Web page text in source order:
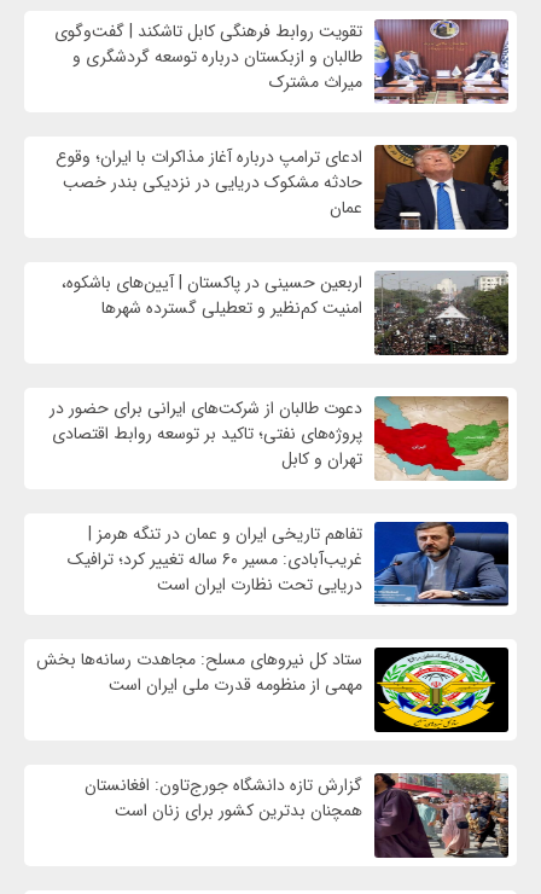
تقویت روابط فرهنگی کابل تاشکند | گفت‌وگوی
طالبان و ازبکستان درباره توسعه گردشگری و
میراث مشترک
ادعای ترامپ درباره آغاز مذاکرات با ایران؛ وقوع
حادثه مشکوک دریایی در نزدیکی بندر خصب
عمان
اربعین حسینی در پاکستان | آیین‌های باشکوه،
امنیت کم‌نظیر و تعطیلی گسترده شهرها
دعوت طالبان از شرکت‌های ایرانی برای حضور در
پروژه‌های نفتی؛ تاکید بر توسعه روابط اقتصادی
تهران و کابل
تفاهم تاریخی ایران و عمان در تنگه هرمز |
غریب‌آبادی: مسیر ۶۰ ساله تغییر کرد؛ ترافیک
دریایی تحت نظارت ایران است
ستاد کل نیروهای مسلح: مجاهدت رسانه‌ها بخش
مهمی از منظومه قدرت ملی ایران است
گزارش تازه دانشگاه جورج‌تاون: افغانستان
همچنان بدترین کشور برای زنان است